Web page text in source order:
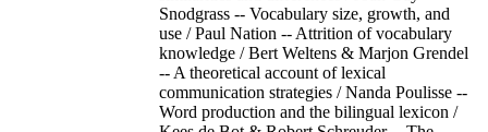
Snodgrass -- Vocabulary size, growth, and
use / Paul Nation -- Attrition of vocabulary
knowledge / Bert Weltens & Marjon Grendel
-- A theoretical account of lexical
communication strategies / Nanda Poulisse --
Word production and the bilingual lexicon /